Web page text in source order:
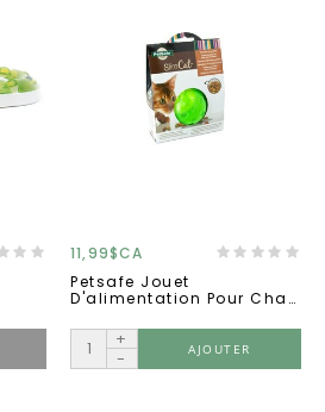
11,99$CA
Petsafe Jouet
D'alimentation Pour Chat,
+
-
AJOUTER